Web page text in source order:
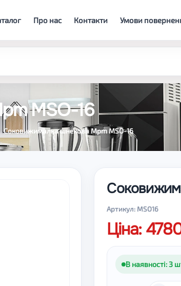
Про нас Контакти Умови
MSO-16
Соковижималка шнекова Mpm MSO-16
Артикул: MSO16
Ціна:
В наявності: 3